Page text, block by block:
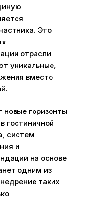
Это
отрасли,
уникальные,
вместо
новые горизонты
гостиничной
систем
и
на основе
одним из
таких